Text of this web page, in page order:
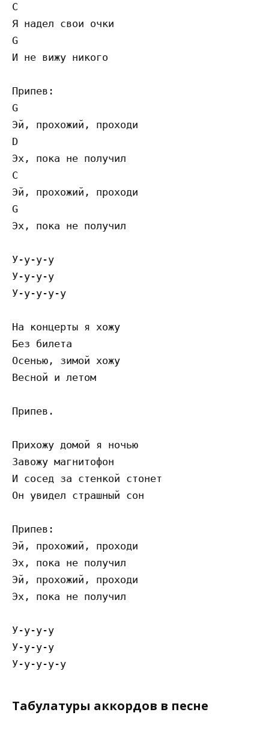
C
Я надел свои очки
G
И не вижу никого
Припев:
G
Эй, прохожий, проходи
D
Эх, пока не получил
C
Эй, прохожий, проходи
G
Эх, пока не получил
У-у-у-у
У-у-у-у
У-у-у-у-у
На концерты я хожу
Без билета
Осенью, зимой хожу
Весной и летом
Припев.
Прихожу домой я ночью
Завожу магнитофон
И сосед за стенкой стонет
Он увидел страшный сон
Припев:
Эй, прохожий, проходи
Эх, пока не получил
Эй, прохожий, проходи
Эх, пока не получил
У-у-у-у
У-у-у-у
Табулатуры аккордов в песне